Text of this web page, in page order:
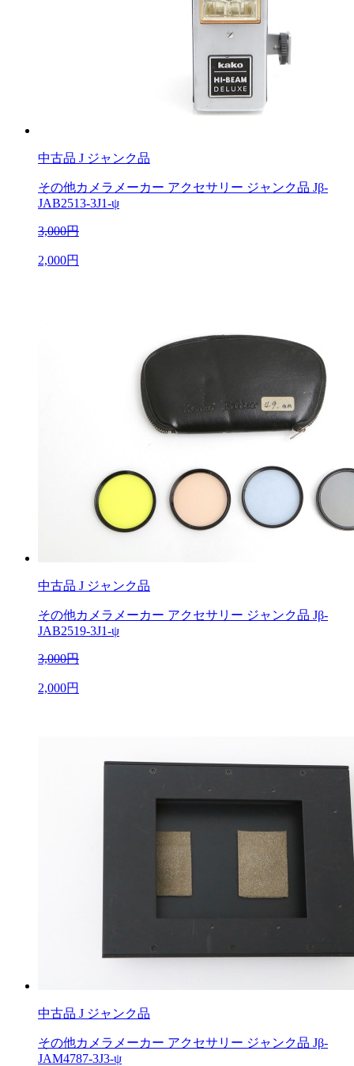
中古品 J ジャンク品
その他カメラメーカー アクセサリー ジャンク品 Jβ-
JAB2513-3J1-ψ
3,000円
2,000円
中古品 J ジャンク品
その他カメラメーカー アクセサリー ジャンク品 Jβ-
JAB2519-3J1-ψ
3,000円
2,000円
中古品 J ジャンク品
その他カメラメーカー アクセサリー ジャンク品 Jβ-
JAM4787-3J3-ψ